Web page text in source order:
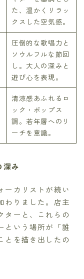
た、温かくリラッ
クスした空気感。
圧倒的な歌唱力と
ソウルフルな節回
し。大人の深みと
遊び心を表現。
清涼感あふれるロ
ック・ポップス
調。若年層へのリ
ーチを意識。
深み
ーカリストが続い
わりました。店主
ターと、これらの
という場所が「誰
とを描き出したの